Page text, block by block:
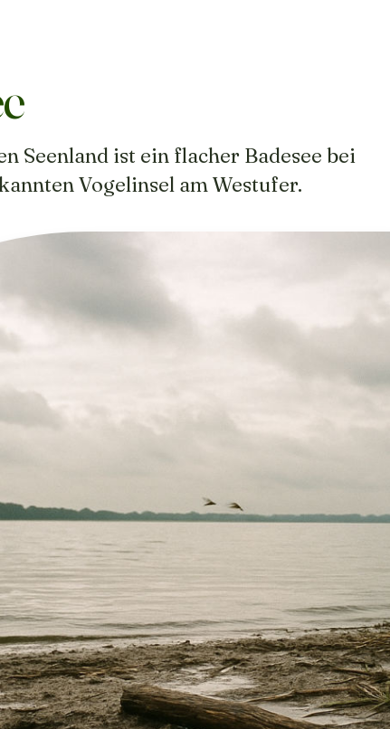
Seenland ist ein flacher Badesee bei
Vogelinsel am Westufer.